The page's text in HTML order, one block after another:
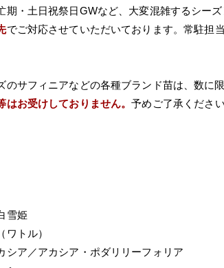
期・土日祝祭日GWなど、大変混雑するシー
でご対応させていただいております。常駐担
のサフィニアなどの各種ブランド苗は、数に
はお受けしておりません。予めご了承ください
雪姫
トル）
シア／アカシア・ポダリリーフォリア